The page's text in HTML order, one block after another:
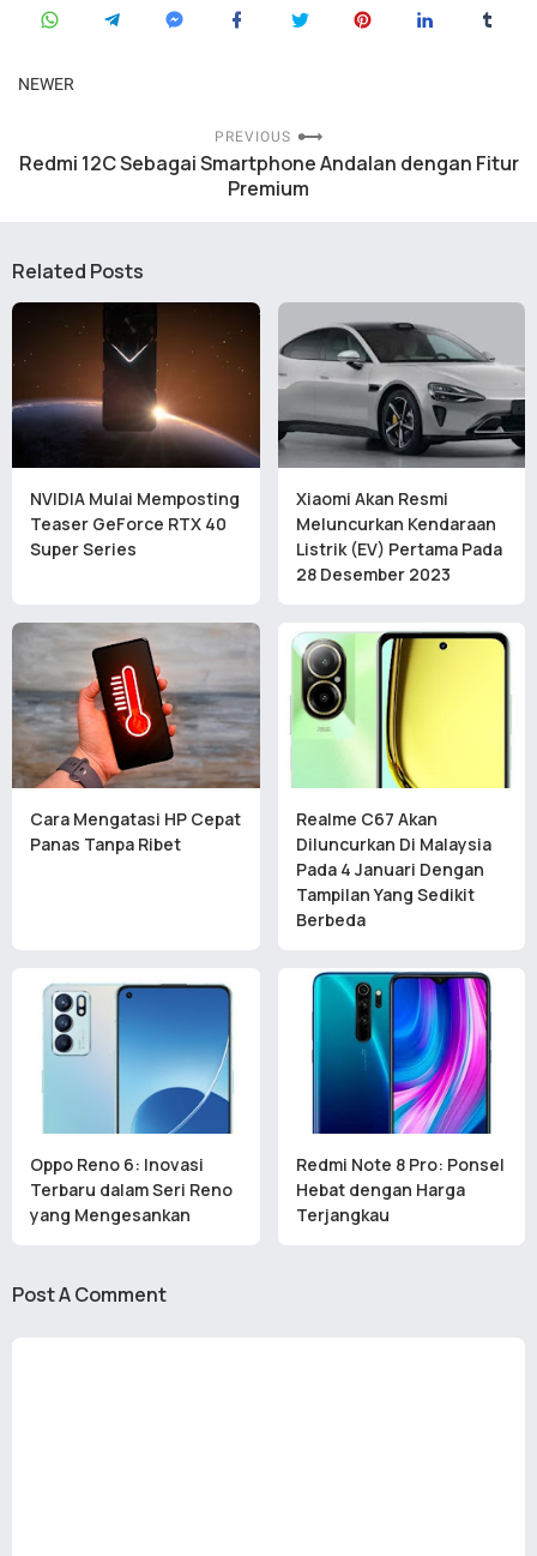
NEWER
PREVIOUS
Redmi 12C Sebagai Smartphone Andalan dengan Fitur
Premium
Related Posts
NVIDIA Mulai Memposting
Teaser GeForce RTX 40
Super Series
Xiaomi Akan Resmi
Meluncurkan Kendaraan
Listrik (EV) Pertama Pada
28 Desember 2023
Cara Mengatasi HP Cepat
Panas Tanpa Ribet
Realme C67 Akan
Diluncurkan Di Malaysia
Pada 4 Januari Dengan
Tampilan Yang Sedikit
Berbeda
Oppo Reno 6: Inovasi
Terbaru dalam Seri Reno
yang Mengesankan
Redmi Note 8 Pro: Ponsel
Hebat dengan Harga
Terjangkau
Post A Comment